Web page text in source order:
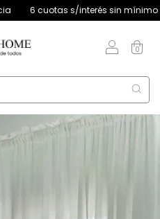
6 cuotas s/interés sin mínimo de
0